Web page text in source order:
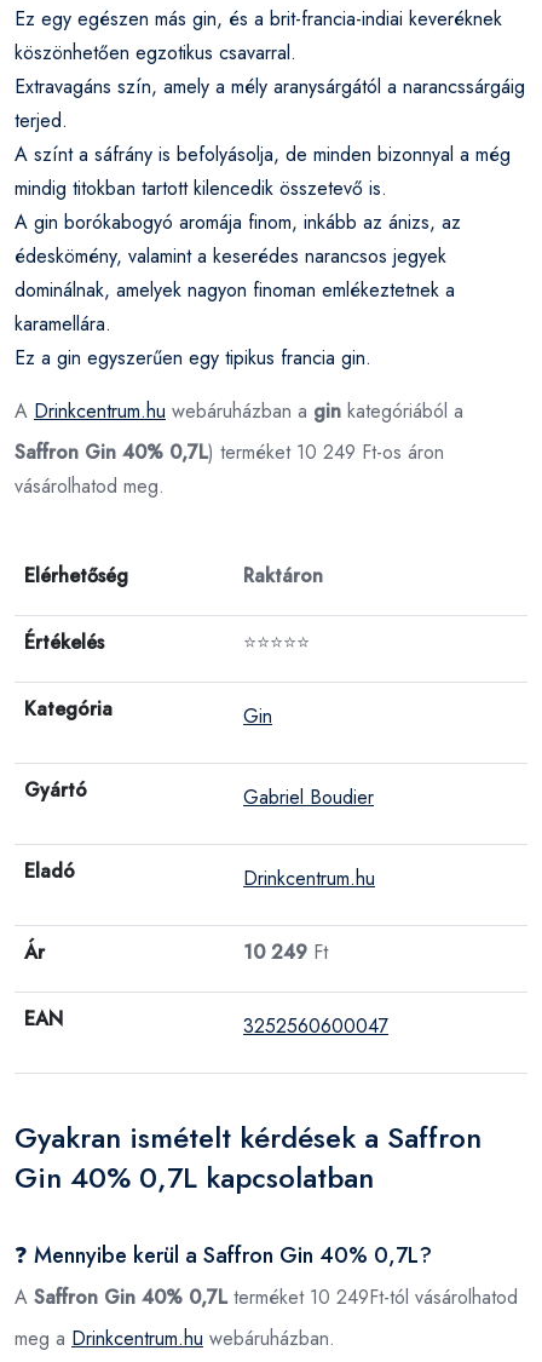
Ez egy egészen más gin, és a brit-francia-indiai keveréknek
köszönhetően egzotikus csavarral.
Extravagáns szín, amely a mély aranysárgától a narancssárgáig
terjed.
A színt a sáfrány is befolyásolja, de minden bizonnyal a még
mindig titokban tartott kilencedik összetevő is.
A gin borókabogyó aromája finom, inkább az ánizs, az
édeskömény, valamint a keserédes narancsos jegyek
dominálnak, amelyek nagyon finoman emlékeztetnek a
karamellára.
Ez a gin egyszerűen egy tipikus francia gin.
A Drinkcentrum.hu webáruházban a gin kategóriából a
Saffron Gin 40% 0,7L) terméket 10 249 Ft-os áron
vásárolhatod meg.
Elérhetőség Raktáron
Értékelés ⭐⭐⭐⭐⭐
Kategória Gin
Gyártó Gabriel Boudier
Eladó Drinkcentrum.hu
Ár 10 249 Ft
EAN 3252560600047
Gyakran ismételt kérdések a Saffron
Gin 40% 0,7L kapcsolatban
❓ Mennyibe kerül a Saffron Gin 40% 0,7L?
A Saffron Gin 40% 0,7Lterméket 10 249Ft-tól vásárolhatod
meg a Drinkcentrum.hu webáruházban.